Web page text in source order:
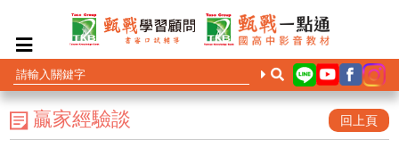
贏家經驗談 回上頁